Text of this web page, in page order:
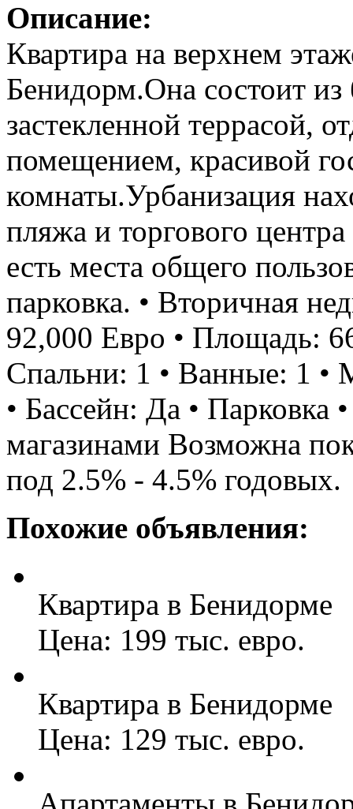
Описание:
Квартира на верхнем
Бенидорм.Она состоит
застекленной террасой,
помещением, красивой
комнаты.Урбанизация
пляжа и торгового
есть места общего
парковка. • Вторичная
92,000 Евро • Площадь:
Спальни: 1 • Ванные: 1 •
• Бассейн: Да • Парковка
магазинами Возможна
под 2.5% - 4.5% годовых.
Похожие объявления:
Квартира в Бенидорме
Цена: 199 тыс. евро.
Квартира в Бенидорме
Цена: 129 тыс. евро.